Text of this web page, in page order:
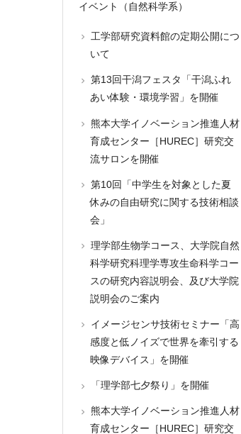
イベント（自然科学系）
工学部研究資料館の定期公開につ
いて
第13回干潟フェスタ「干潟ふれ
あい体験・環境学習」を開催
熊本大学イノベーション推進人材
育成センター［HUREC］研究交
流サロンを開催
第10回「中学生を対象とした夏
休みの自由研究に関する技術相談
会」
理学部生物学コース、大学院自然
科学研究科理学専攻生命科学コー
スの研究内容説明会、及び大学院
説明会のご案内
イメージセンサ技術セミナー「高
感度と低ノイズで世界を牽引する
映像デバイス」を開催
「理学部七夕祭り」を開催
熊本大学イノベーション推進人材
育成センター［HUREC］研究交